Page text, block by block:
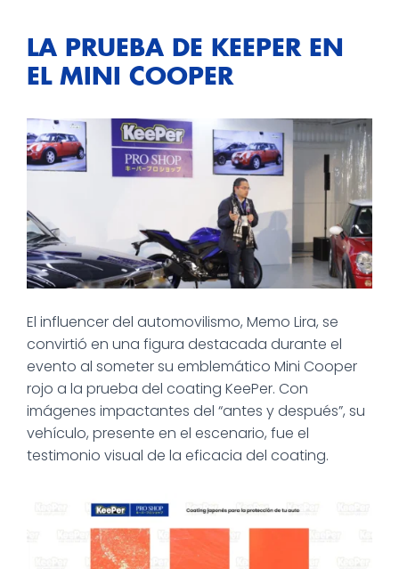
LA PRUEBA DE KEEPER EN
EL MINI COOPER
El influencer del automovilismo, Memo Lira, se
convirtió en una figura destacada durante el
evento al someter su emblemático Mini Cooper
rojo a la prueba del coating KeePer. Con
imágenes impactantes del “antes y después”, su
vehículo, presente en el escenario, fue el
testimonio visual de la eficacia del coating.